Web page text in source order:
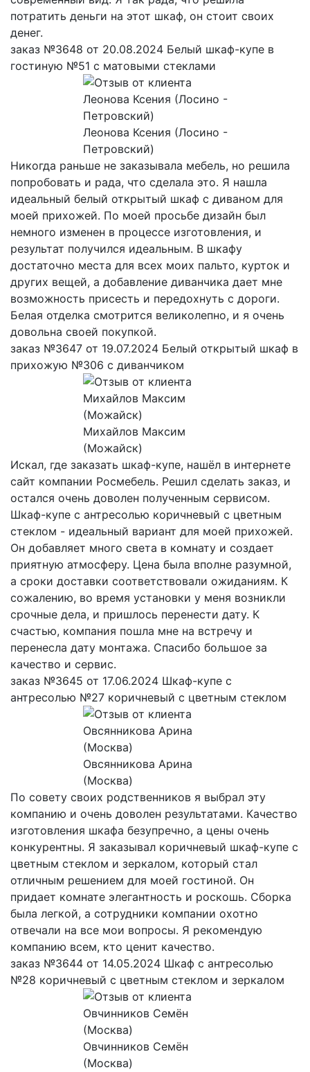
потратить деньги на этот шкаф, он стоит своих
денег.
заказ №3648 от 20.08.2024 Белый шкаф-купе в
гостиную №51 с матовыми стеклами
Леонова Ксения (Лосино -
Петровский)
Никогда раньше не заказывала мебель, но решила
попробовать и рада, что сделала это. Я нашла
идеальный белый открытый шкаф с диваном для
моей прихожей. По моей просьбе дизайн был
немного изменен в процессе изготовления, и
результат получился идеальным. В шкафу
достаточно места для всех моих пальто, курток и
других вещей, а добавление диванчика дает мне
возможность присесть и передохнуть с дороги.
Белая отделка смотрится великолепно, и я очень
довольна своей покупкой.
заказ №3647 от 19.07.2024 Белый открытый шкаф в
прихожую №306 с диванчиком
Михайлов Максим
(Можайск)
Искал, где заказать шкаф-купе, нашёл в интернете
сайт компании Росмебель. Решил сделать заказ, и
остался очень доволен полученным сервисом.
Шкаф-купе с антресолью коричневый с цветным
стеклом - идеальный вариант для моей прихожей.
Он добавляет много света в комнату и создает
приятную атмосферу. Цена была вполне разумной,
а сроки доставки соответствовали ожиданиям. К
сожалению, во время установки у меня возникли
срочные дела, и пришлось перенести дату. К
счастью, компания пошла мне на встречу и
перенесла дату монтажа. Спасибо большое за
качество и сервис.
заказ №3645 от 17.06.2024 Шкаф-купе с
антресолью №27 коричневый с цветным стеклом
Овсянникова Арина
(Москва)
По совету своих родственников я выбрал эту
компанию и очень доволен результатами. Качество
изготовления шкафа безупречно, а цены очень
конкурентны. Я заказывал коричневый шкаф-купе с
цветным стеклом и зеркалом, который стал
отличным решением для моей гостиной. Он
придает комнате элегантность и роскошь. Сборка
была легкой, а сотрудники компании охотно
отвечали на все мои вопросы. Я рекомендую
компанию всем, кто ценит качество.
заказ №3644 от 14.05.2024 Шкаф с антресолью
№28 коричневый с цветным стеклом и зеркалом
Овчинников Семён
(Москва)